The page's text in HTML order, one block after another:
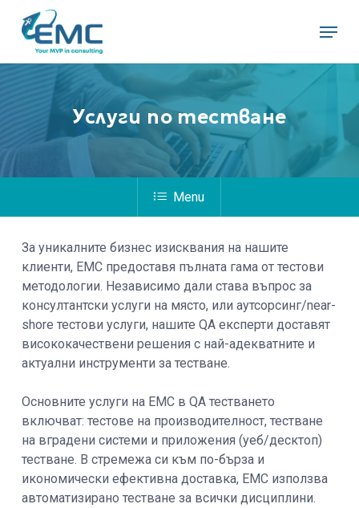
content
Menu
Услуги по тестване
Menu
За уникалните бизнес изисквания на нашите
клиенти, EMC предоставя пълната гама от тестови
методологии. Независимо дали става въпрос за
консултантски услуги на място, или аутсорсинг/near-
shore тестови услуги, нашите QA експерти доставят
висококачествени решения с най-адекватните и
актуални инструменти за тестване.
Основните услуги на EMC в QA тестването
включват: тестове на производителност, тестване
на вградени системи и приложения (уеб/десктоп)
тестване. В стремежа си към по-бърза и
икономически ефективна доставка, EMC използва
автоматизирано тестване за всички дисциплини.